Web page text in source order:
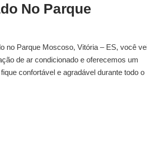
No Parque
no Parque Moscoso, Vitória – ES, você
de ar condicionado e oferecemos um
confortável e agradável durante todo o